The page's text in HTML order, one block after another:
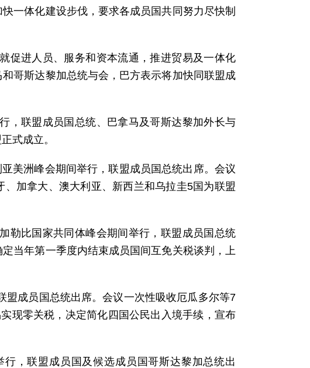
一体化建设步伐，要求各成员国共同努力尽快制
促进人员、服务和资本流通，推进贸易及一体化
哥斯达黎加总统与会，巴方表示将加快同联盟成
，联盟成员国总统、巴拿马及哥斯达黎加外长与
式成立。
美洲峰会期间举行，联盟成员国总统出席。会议
加拿大、澳大利亚、新西兰和乌拉圭5国为联盟
勒比国家共同体峰会期间举行，联盟成员国总统
当年第一季度内结束成员国间互免关税谈判，上
成员国总统出席。会议一次性吸收厄瓜多尔等7
现零关税，决定简化四国公民出入境手续，宣布
，联盟成员国及候选成员国哥斯达黎加总统出